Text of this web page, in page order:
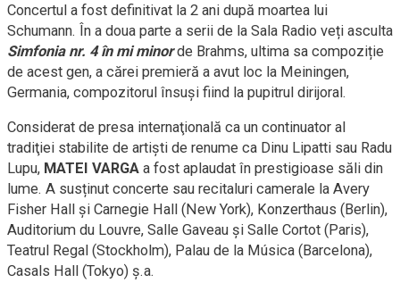
Concertul a fost definitivat la 2 ani după moartea lui
Schumann. În a doua parte a serii de la Sala Radio veți asculta
Simfonia nr. 4 în mi minorde Brahms, ultima sa compoziție
de acest gen, a cărei premieră a avut loc la Meiningen,
Germania, compozitorul însuși fiind la pupitrul dirijoral.
Considerat de presa internaţională ca un continuator al
tradiţiei stabilite de artişti de renume ca Dinu Lipatti sau Radu
Lupu, MATEI VARGA a fost aplaudat în prestigioase săli din
lume. A susținut concerte sau recitaluri camerale la Avery
Fisher Hall şi Carnegie Hall (New York), Konzerthaus (Berlin),
Auditorium du Louvre, Salle Gaveau şi Salle Cortot (Paris),
Teatrul Regal (Stockholm), Palau de la Música (Barcelona),
Casals Hall (Tokyo) ş.a.